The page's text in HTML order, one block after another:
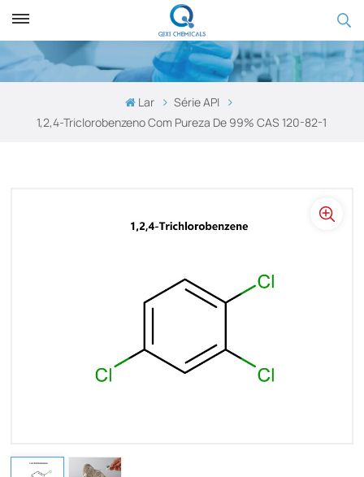
Lar
Série API
1,2,4-Triclorobenzeno Com Pureza De 99% CAS 120-82-1